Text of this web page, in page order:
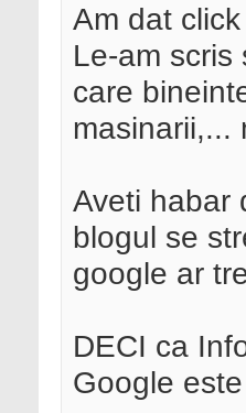
Am dat
Le-am
care
masinarii,...
Aveti habar
blogul se
google ar
DECI ca
Google